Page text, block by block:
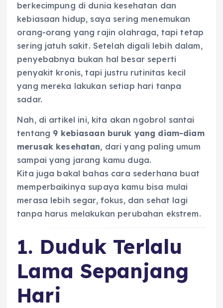
berkecimpung di dunia kesehatan dan
kebiasaan hidup, saya sering menemukan
orang-orang yang rajin olahraga, tapi tetap
sering jatuh sakit. Setelah digali lebih dalam,
penyebabnya bukan hal besar seperti
penyakit kronis, tapi justru rutinitas kecil
yang mereka lakukan setiap hari tanpa
sadar.
Nah, di artikel ini, kita akan ngobrol santai
tentang 9 kebiasaan buruk yang diam-diam
merusak kesehatan, dari yang paling umum
sampai yang jarang kamu duga.
Kita juga bakal bahas cara sederhana buat
memperbaikinya supaya kamu bisa mulai
merasa lebih segar, fokus, dan sehat lagi
tanpa harus melakukan perubahan ekstrem.
1. Duduk Terlalu
Lama Sepanjang
Hari